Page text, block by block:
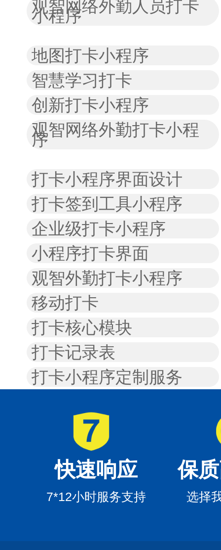
观智网络外勤人员打卡
小程序
地图打卡小程序
智慧学习打卡
创新打卡小程序
观智网络外勤打卡小程
序
打卡小程序界面设计
打卡签到工具小程序
企业级打卡小程序
小程序打卡界面
观智外勤打卡小程序
移动打卡
打卡核心模块
打卡记录表
打卡小程序定制服务
快速响应
7*12小时服务支持
保
选择